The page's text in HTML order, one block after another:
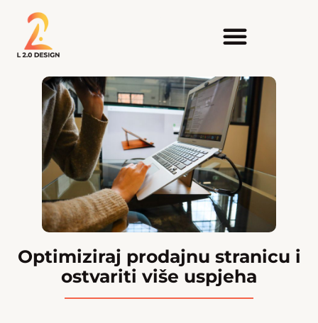
Optimiziraj prodajnu stranicu i
ostvariti više uspjeha